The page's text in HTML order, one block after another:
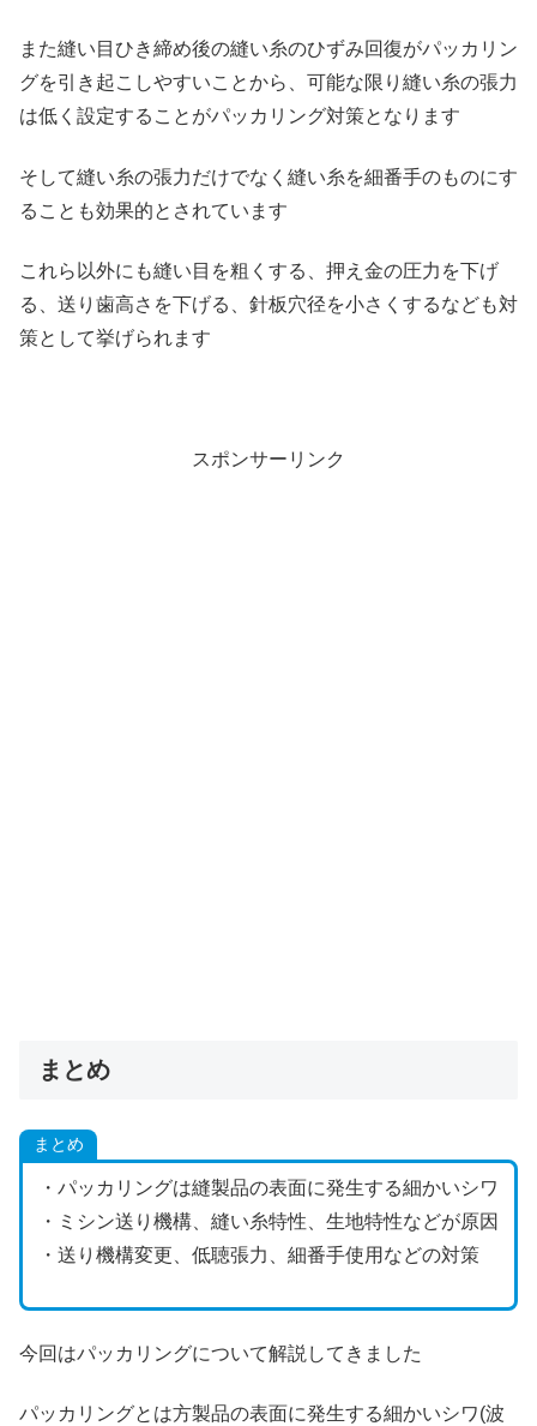
また縫い目ひき締め後の縫い糸のひずみ回復がパッカリン
グを引き起こしやすいことから、可能な限り縫い糸の張力
は低く設定することがパッカリング対策となります
そして縫い糸の張力だけでなく縫い糸を細番手のものにす
ることも効果的とされています
これら以外にも縫い目を粗くする、押え金の圧力を下げ
る、送り歯高さを下げる、針板穴径を小さくするなども対
策として挙げられます
スポンサーリンク
まとめ
まとめ
・パッカリングは縫製品の表面に発生する細かいシワ
・ミシン送り機構、縫い糸特性、生地特性などが原因
・送り機構変更、低聴張力、細番手使用などの対策
今回はパッカリングについて解説してきました
パッカリングとは方製品の表面に発生する細かいシワ(波